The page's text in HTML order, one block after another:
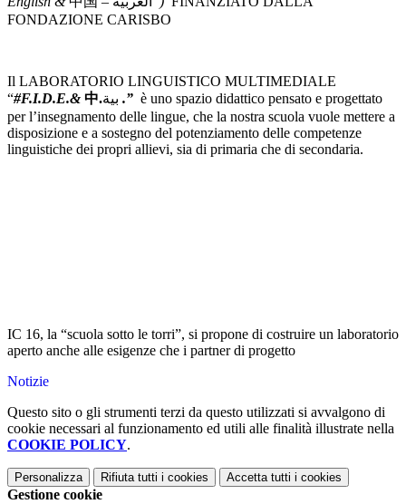
FONDAZIONE CARISBO
Il LABORATORIO LINGUISTICO MULTIMEDIALE
“#F.I.D.E.&中. .” è uno spazio didattico pensato e progettato
per l’insegnamento delle lingue, che la nostra scuola vuole mettere a
disposizione e a sostegno del potenziamento delle competenze
linguistiche dei propri allievi, sia di primaria che di secondaria.
IC 16, la “scuola sotto le torri”, si propone di costruire un laboratorio
aperto anche alle esigenze che i partner di progetto
Notizie
Questo sito o gli strumenti terzi da questo utilizzati si avvalgono di
cookie necessari al funzionamento ed utili alle finalità illustrate nella
COOKIE POLICY.
Personalizza Rifiuta tutti i cookies Accetta tutti i cookies
Gestione cookie